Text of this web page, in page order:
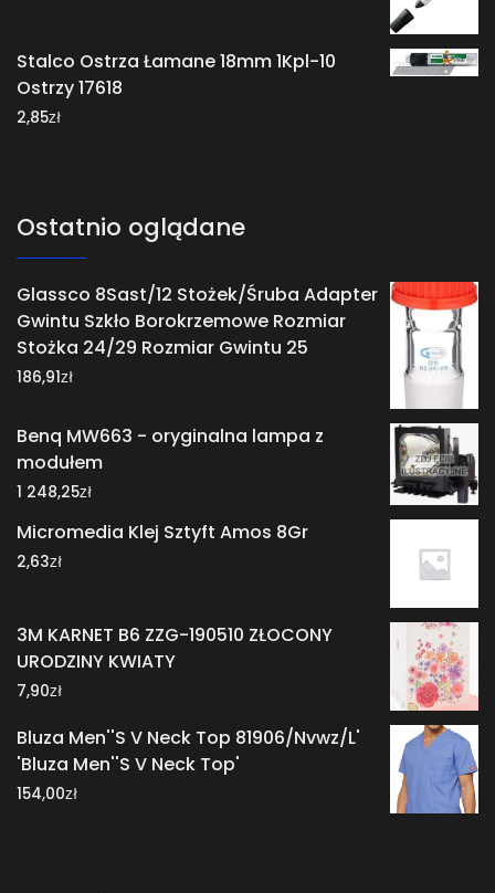
Stalco Ostrza Łamane 18mm 1Kpl-10
Ostrzy 17618
2,85zł
Ostatnio oglądane
Glassco 8Sast/12 Stożek/Śruba Adapter
Gwintu Szkło Borokrzemowe Rozmiar
Stożka 24/29 Rozmiar Gwintu 25
186,91zł
Benq MW663 - oryginalna lampa z
modułem
1 248,25zł
Micromedia Klej Sztyft Amos 8Gr
2,63zł
3M KARNET B6 ZZG-190510 ZŁOCONY
URODZINY KWIATY
7,90zł
Bluza Men''S V Neck Top 81906/Nvwz/L'
'Bluza Men''S V Neck Top'
154,00zł